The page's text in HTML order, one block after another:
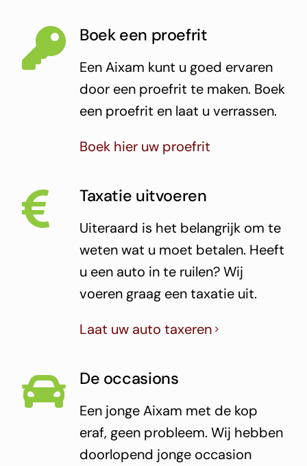
Boek een proefrit
Een Aixam kunt u goed ervaren
door een proefrit te maken. Boek
een proefrit en laat u verrassen.
Boek hier uw proefrit
Taxatie uitvoeren
Uiteraard is het belangrijk om te
weten wat u moet betalen. Heeft
u een auto in te ruilen? Wij
voeren graag een taxatie uit.
Laat uw auto taxeren
De occasions
Een jonge Aixam met de kop
eraf, geen probleem. Wij hebben
doorlopend jonge occasion